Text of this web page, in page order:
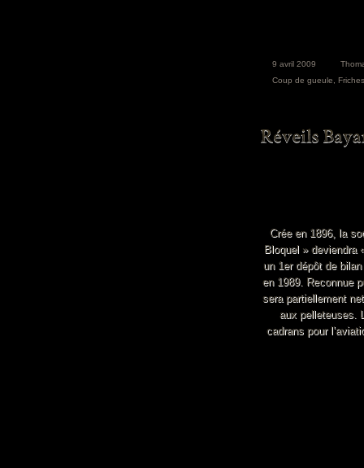
9 avril 2009
Coup de gueule
Friches
Crée en 1896, la
Bloquel » deviendra
un 1er dépôt de
en 1989. Reconnue
sera partiellement
aux pelleteuses.
cadrans pour